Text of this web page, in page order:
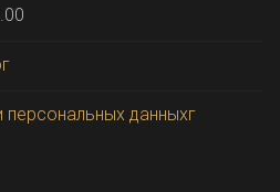
персональных данныхг